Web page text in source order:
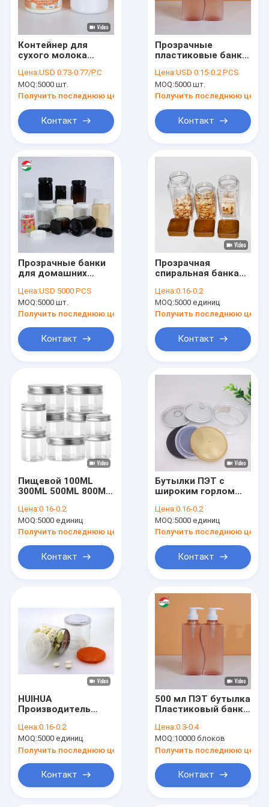
контактные данные
VR
Бумажный упаковывать чонсервных банк
Бумажные составные чонсервные банкы
Трубка бумажной упаковки
Чонсервные банкы плиты олова
Чонсервные банкы напитка
Смогите основать
макулатуры подарочные коробки
Ясные опарникы любимчика
Продукты PP
Устранимые чашки и шары
Пересылая упаковывая сумки
Коробка еды на вынос
Biodegradable упаковывая сумки
Контейнер для
сухого молока
с индивидуальным
логотипом, банка
для детской
Цена:USD 0.73-0.77/PC
MOQ:5000 шт.
Получить последнюю цену
Контакт
Прозрачные
пластиковые банки
продуктов,
пищевого качества
и без BPA,
пластиковые банки
для упаковки
средств личной
гигиены
Цена:USD 0.15-0.2 PCS
MOQ:5000 шт.
Получить последнюю цену
Контакт
Прозрачные банки
для домашних
хранения меда с
сильной герметикой
и быстрой
Цена:USD 5000 PCS
MOQ:5000 шт.
Получить последнюю цену
Контакт
Прозрачная
спиральная банка
пластика с
винтовой крышкой
для сладостей
сухофрукты
Цена:0.16-0.2
MOQ:5000 единиц
Получить последнюю цену
Контакт
Пищевой 100ML
300ML 500ML 800ML
канцелярии
закрывающие
пластиковые
алюминиевые
крышки для
Цена:0.16-0.2
MOQ:5000 единиц
Получить последнюю цену
Контакт
Бутылки ПЭТ с
широким горлом
FSSC с
алюминиевой
крышкой, легко
для
консервированных
Цена:0.16-0.2
MOQ:5000 единиц
Получить последнюю цену
Контакт
HUIHUA
Производитель
Food Packing. 300ml
350ml 400ml 450ml
500ml 550ml ПЭТ
пластиковая банка
с легко открытой
крышкой
Цена:0.16-0.2
MOQ:5000 единиц
Получить последнюю цену
Контакт
500 мл ПЭТ бутылка
Пластиковый банка
крышка для
шампуня и геля для
душа
Цена:0.3-0.4
MOQ:10000 блоков
Получить последнюю цену
Контакт